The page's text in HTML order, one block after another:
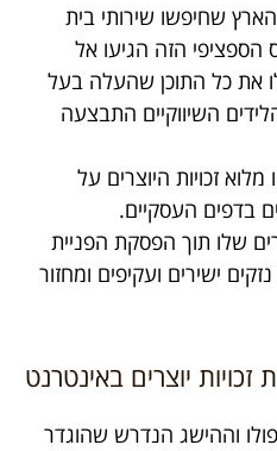
שחיפשו שירותי בית
הספציפי הזה הגיעו אל
את כל התוכן שהעלה בעל
השיווקיים התבצעה
זכויות היוצרים על
בדפים העסקיים.
שלו תוך הפסקת הפניית
ישירים ועקיפים ומחזור
יוצרים באינטרנט
וההישג הנדרש שהוגדר